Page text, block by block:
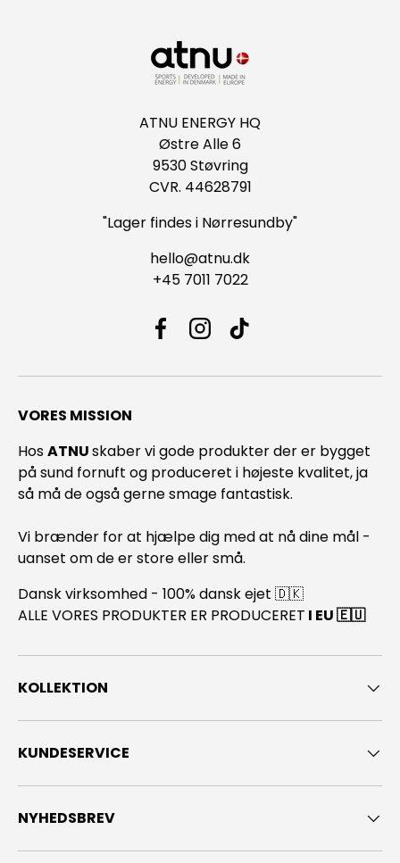
ATNU ENERGY HQ
Østre Alle 6
9530 Støvring
CVR. 44628791
"Lager findes i Nørresundby"
hello@atnu.dk
+45 7011 7022
FacebookInstagram
TikTok
VORES MISSION
HosATNUskaber vi gode produkter der er bygget
på sund fornuft og produceret i højeste kvalitet, ja
så må de også gerne smage fantastisk.
Vi brænder for at hjælpe dig med at nå dine mål -
uanset om de er store eller små.
Dansk virksomhed - 100% dansk ejet 🇩🇰
ALLE VORES PRODUKTER ER PRODUCERET I EU 🇪🇺
KOLLEKTION
KUNDESERVICE
NYHEDSBREV